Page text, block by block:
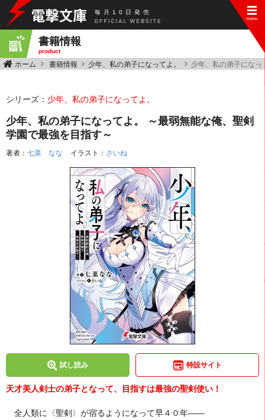
毎 月 10 日 発 売
書籍情報
product
ホーム 書籍情報 少年、私の弟子になってよ。 少年、私の弟子にな
シリーズ： 少年、私の弟子になってよ。
少年、私の弟子になってよ。 ～最弱無能な俺、聖剣
学園で最強を目指す～
著者： 七菜 なな イラスト： さいね
試し読み 特設サイト
天才美人剣士の弟子となって、目指すは最強の聖剣使い！
全人類に〈聖剣〉が宿るようになって早４０年――